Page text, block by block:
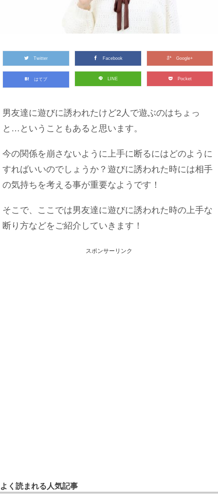
Twitter Facebook Google+
はてブ LINE Pocket
男友達に遊びに誘われたけど2人で遊ぶのはちょっ
と…ということもあると思います。
今の関係を崩さないように上手に断るにはどのように
すればいいのでしょうか？遊びに誘われた時には相手
の気持ちを考える事が重要なようです！
そこで、ここでは男友達に遊びに誘われた時の上手な
断り方などをご紹介していきます！
スポンサーリンク
よく読まれる人気記事